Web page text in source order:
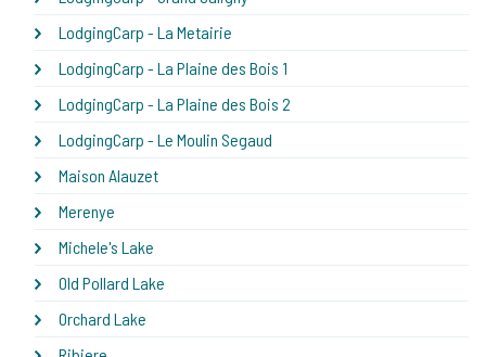
LodgingCarp - La Metairie
LodgingCarp - La Plaine des Bois 1
LodgingCarp - La Plaine des Bois 2
LodgingCarp - Le Moulin Segaud
Maison Alauzet
Merenye
Michele's Lake
Old Pollard Lake
Orchard Lake